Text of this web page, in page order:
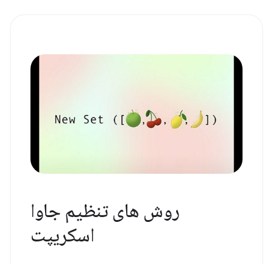
روش های تنظیم جاوا
اسکریپت